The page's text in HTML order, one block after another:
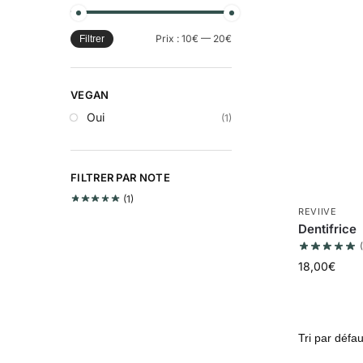
REVIIVE
Dentifrice
18,00€
Filtrer Prix : 10€ — 20€
VEGAN
Oui (1)
FILTRER PAR NOTE
(1)